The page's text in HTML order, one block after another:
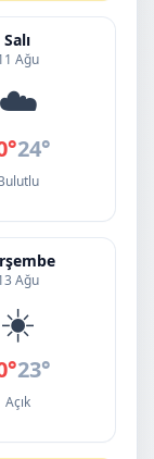
Salı
Ağu
☁️
24°
Ağu
☀️
23°
Açık